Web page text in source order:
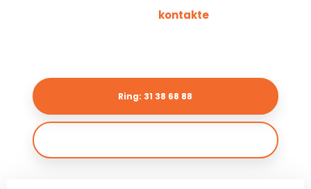
kontakte
Ring: 31 38 68 88